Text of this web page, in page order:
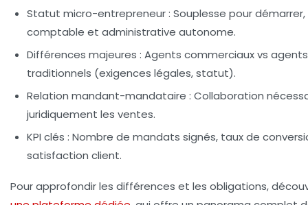
Statut micro-entrepreneur : Souplesse pour
comptable et administrative autonome.
Différences majeures : Agents commerciaux vs
traditionnels (exigences légales, statut).
Relation mandant-mandataire : Collaboration
juridiquement les ventes.
KPI clés : Nombre de mandats signés, taux de
satisfaction client.
Pour approfondir les différences et les obligations,